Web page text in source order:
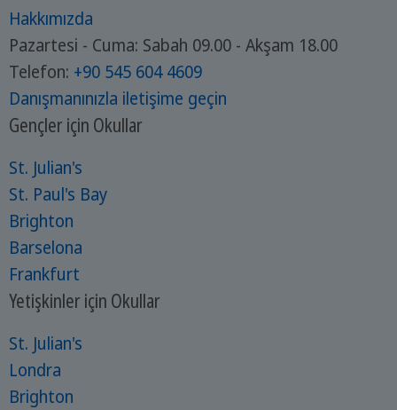
Hakkımızda
Pazartesi - Cuma: Sabah 09.00 - Akşam 18.00
Telefon: +90 545 604 4609
Danışmanınızla iletişime geçin
Gençler için Okullar
St. Julian's
St. Paul's Bay
Brighton
Barselona
Frankfurt
Yetişkinler için Okullar
St. Julian's
Londra
Brighton